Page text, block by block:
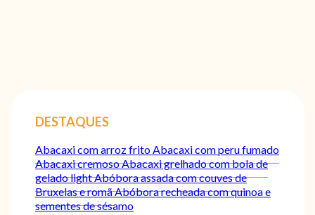
DESTAQUES
Abacaxi com arroz frito Abacaxi com peru fumado
Abacaxi cremosoAbacaxi grelhado com bola de
gelado lightAbóbora assada com couves de
Bruxelas e romãAbóbora recheada com quinoa e
sementes de sésamo